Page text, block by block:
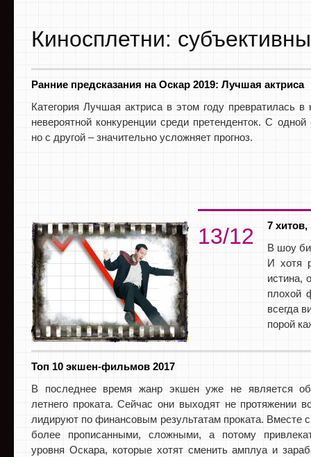
Киносплетни:
Ранние предсказания на Оскар 2019: Лучшая актриса
Категория Лучшая актриса в этом году превратилась в
невероятной конкуренции среди претенденток. С
но с другой – значительно усложняет прогноз.
13/12
7
В шоу
И хотя
истина,
плохой
всегда
порой
Топ 10 экшен-фильмов 2017
В последнее время жанр экшен уже не является
летнего проката. Сейчас они выходят не протяжении
лидируют по финансовым результатам проката. Вместе
более прописанными, сложными, а потому
уровня Оскара, которые хотят сменить амплуа и